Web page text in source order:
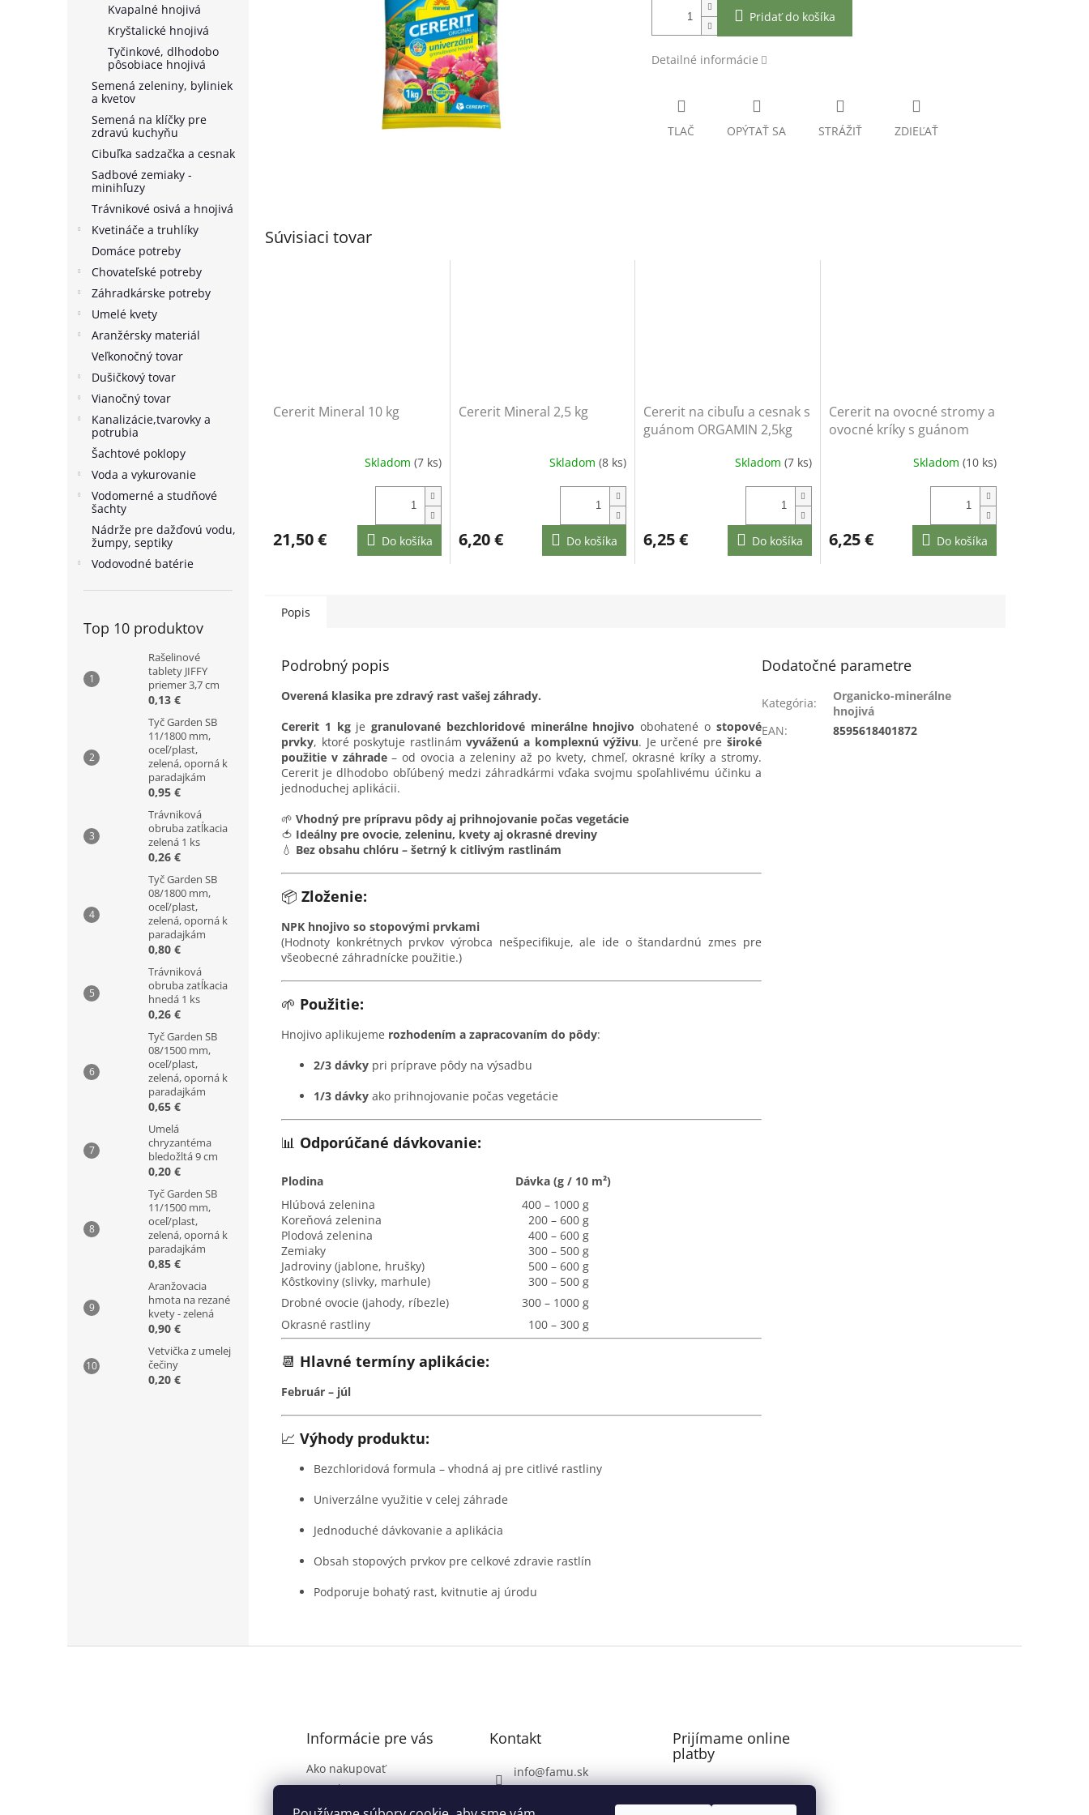
Kvapalné hnojivá
Kryštalické hnojivá
Tyčinkové, dlhodobo
pôsobiace hnojivá
Semená zeleniny, byliniek
a kvetov
Semená na klíčky pre
zdravú kuchyňu
Cibuľka sadzačka a cesnak
Sadbové zemiaky -
minihľuzy
Trávnikové osivá a hnojivá
Kvetináče a truhlíky
Domáce potreby
Chovateľské potreby
Záhradkárske potreby
Umelé kvety
Aranžérsky materiál
Veľkonočný tovar
Dušičkový tovar
Vianočný tovar
Kanalizácie,tvarovky a
potrubia
Šachtové poklopy
Voda a vykurovanie
Vodomerné a studňové
šachty
Nádrže pre dažďovú vodu,
žumpy, septiky
Vodovodné batérie
Top 10 produktov
Rašelinové
tablety JIFFY
priemer 3,7 cm
0,13 €
Tyč Garden SB
11/1800 mm,
oceľ/plast,
zelená, oporná k
paradajkám
0,95 €
Trávniková
obruba zatĺkacia
zelená 1 ks
0,26 €
Tyč Garden SB
08/1800 mm,
oceľ/plast,
zelená, oporná k
paradajkám
0,80 €
Trávniková
obruba zatĺkacia
hnedá 1 ks
0,26 €
Tyč Garden SB
08/1500 mm,
oceľ/plast,
zelená, oporná k
paradajkám
0,65 €
Umelá
chryzantéma
bledožltá 9 cm
0,20 €
Tyč Garden SB
11/1500 mm,
oceľ/plast,
zelená, oporná k
paradajkám
0,85 €
Aranžovacia
hmota na rezané
kvety - zelená
0,90 €
Vetvička z umelej
čečiny
0,20 €
Pridať do košíka
Detailné informácie
TLAČ OPÝTAŤ SA STRÁŽIŤ ZDIEĽAŤ
Súvisiaci tovar
Cererit Mineral 10 kg
Skladom (7 ks)
21,50 € Do košíka
Cererit Mineral 2,5 kg
Skladom (8 ks)
6,20 € Do košíka
Cererit na cibuľu a cesnak s
guánom ORGAMIN 2,5kg
Skladom (7 ks)
6,25 € Do košíka
Cererit na ovocné stromy a
ovocné kríky s guánom
Skladom (10 ks)
6,25 € Do košíka
Popis
Podrobný popis
Overená klasika pre zdravý rast vašej záhrady.
Cererit 1 kgjegranulované bezchloridové minerálne hnojivo obohatené o stopové
prvky, ktoré poskytuje rastlinámvyváženú a komplexnú výživu. Je určené pre široké
použitie v záhrade– od ovocia a zeleniny až po kvety, chmeľ, okrasné kríky a stromy.
Cererit je dlhodobo obľúbený medzi záhradkármi vďaka svojmu spoľahlivému účinku a
jednoduchej aplikácii.
🌱 Vhodný pre prípravu pôdy aj prihnojovanie počas vegetácie
🍅 Ideálny pre ovocie, zeleninu, kvety aj okrasné dreviny
💧 Bez obsahu chlóru – šetrný k citlivým rastlinám
📦 Zloženie:
NPK hnojivo so stopovými prvkami
(Hodnoty konkrétnych prvkov výrobca nešpecifikuje, ale ide o štandardnú zmes pre
všeobecné záhradnícke použitie.)
🌱 Použitie:
Hnojivo aplikujeme rozhodením a zapracovaním do pôdy:
2/3 dávky pri príprave pôdy na výsadbu
1/3 dávky ako prihnojovanie počas vegetácie
📊 Odporúčané dávkovanie:
Plodina
Dávka (g / 10 m²)
Hlúbová zelenina
400 – 1000 g
Koreňová zelenina
200 – 600 g
Plodová zelenina
400 – 600 g
Zemiaky
300 – 500 g
Jadroviny (jablone, hrušky)
500 – 600 g
Kôstkoviny (slivky, marhule)
300 – 500 g
Drobné ovocie (jahody, ríbezle)
300 – 1000 g
Okrasné rastliny
100 – 300 g
📆 Hlavné termíny aplikácie:
Február – júl
📈 Výhody produktu:
Bezchloridová formula – vhodná aj pre citlivé rastliny
Univerzálne využitie v celej záhrade
Jednoduché dávkovanie a aplikácia
Obsah stopových prvkov pre celkové zdravie rastlín
Podporuje bohatý rast, kvitnutie aj úrodu
Dodatočné parametre
Kategória:
Organicko-minerálne
hnojivá
EAN: 8595618401872
Informácie pre vás
Ako nakupovať
Kontakt
Dodanie tovaru
Kontakt
info@famu.sk
Prijímame online
platby